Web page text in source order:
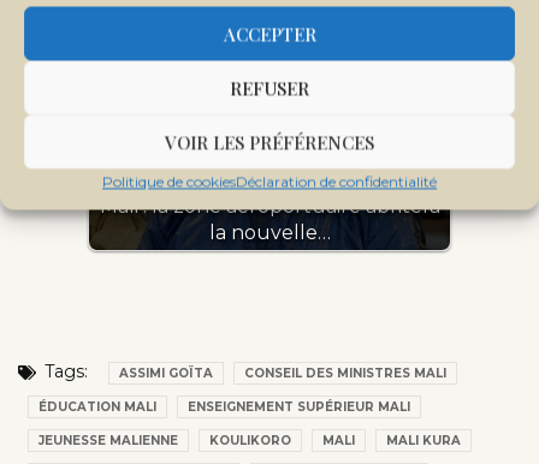
ACCEPTER
REFUSER
VOIR LES PRÉFÉRENCES
Politique de cookiesDéclaration de confidentialité
Mali : la zone aéroportuaire abritera
la nouvelle…
Tags: ASSIMI GOÏTA CONSEIL DES MINISTRES MALI
ÉDUCATION MALI ENSEIGNEMENT SUPÉRIEUR MALI
JEUNESSE MALIENNE KOULIKORO MALI MALI KURA